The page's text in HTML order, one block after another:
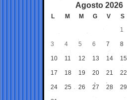
Agosto 2026
L M M G V S
1
3 4 5 6 7 8
10 11 12 13 14 15
17 18 19 20 21 22
24 25 26 27 28 29